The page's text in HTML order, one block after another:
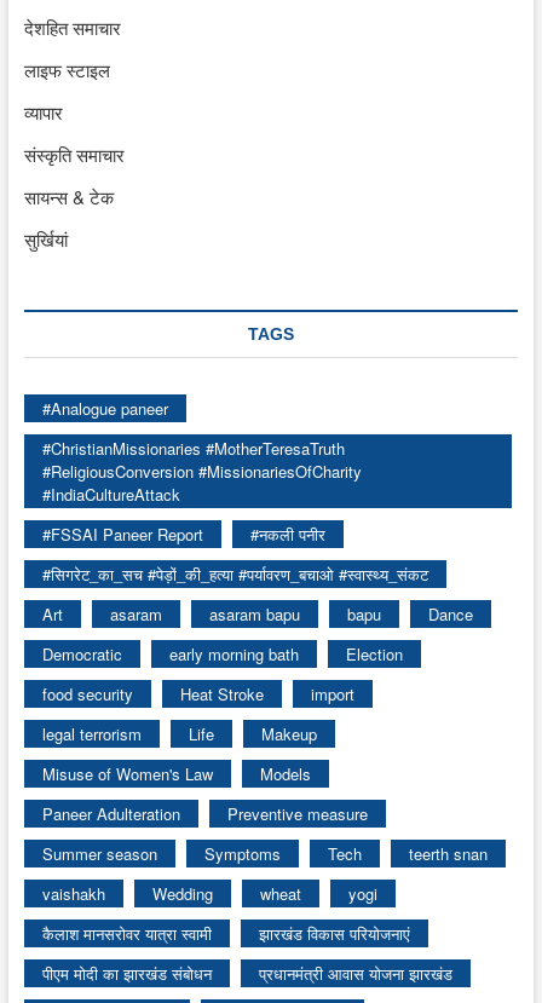
देशहित समाचार
लाइफ स्टाइल
व्यापार
संस्कृति समाचार
सायन्स & टेक
सुर्खियां
TAGS
#Analogue paneer
#ChristianMissionaries #MotherTeresaTruth
#ReligiousConversion #MissionariesOfCharity
#IndiaCultureAttack
#FSSAI Paneer Report
#नकली पनीर
#सिगरेट_का_सच #पेड़ों_की_हत्या #पर्यावरण_बचाओ #स्वास्थ्य_संकट
Art
asaram asaram bapu bapu
Dance
Democratic
early morning bath
Election
food security
Heat Stroke
import
legal terrorism
Life
Makeup
Misuse of Women's Law
Models
Paneer Adulteration
Preventive measure
Summer season
Symptoms Tech
teerth snan
vaishakh
Wedding wheat
yogi
कैलाश मानसरोवर यात्रा स्वामी
झारखंड विकास परियोजनाएं
पीएम मोदी का झारखंड संबोधन
प्रधानमंत्री आवास योजना झारखंड